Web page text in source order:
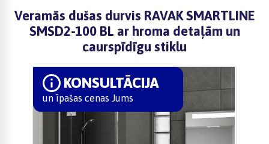
Veramās dušas durvis RAVAK SMARTLINE
SMSD2-100 BL ar hroma detaļām un
caurspīdīgu stiklu
KONSULTĀCIJA
un īpašas cenas Jums